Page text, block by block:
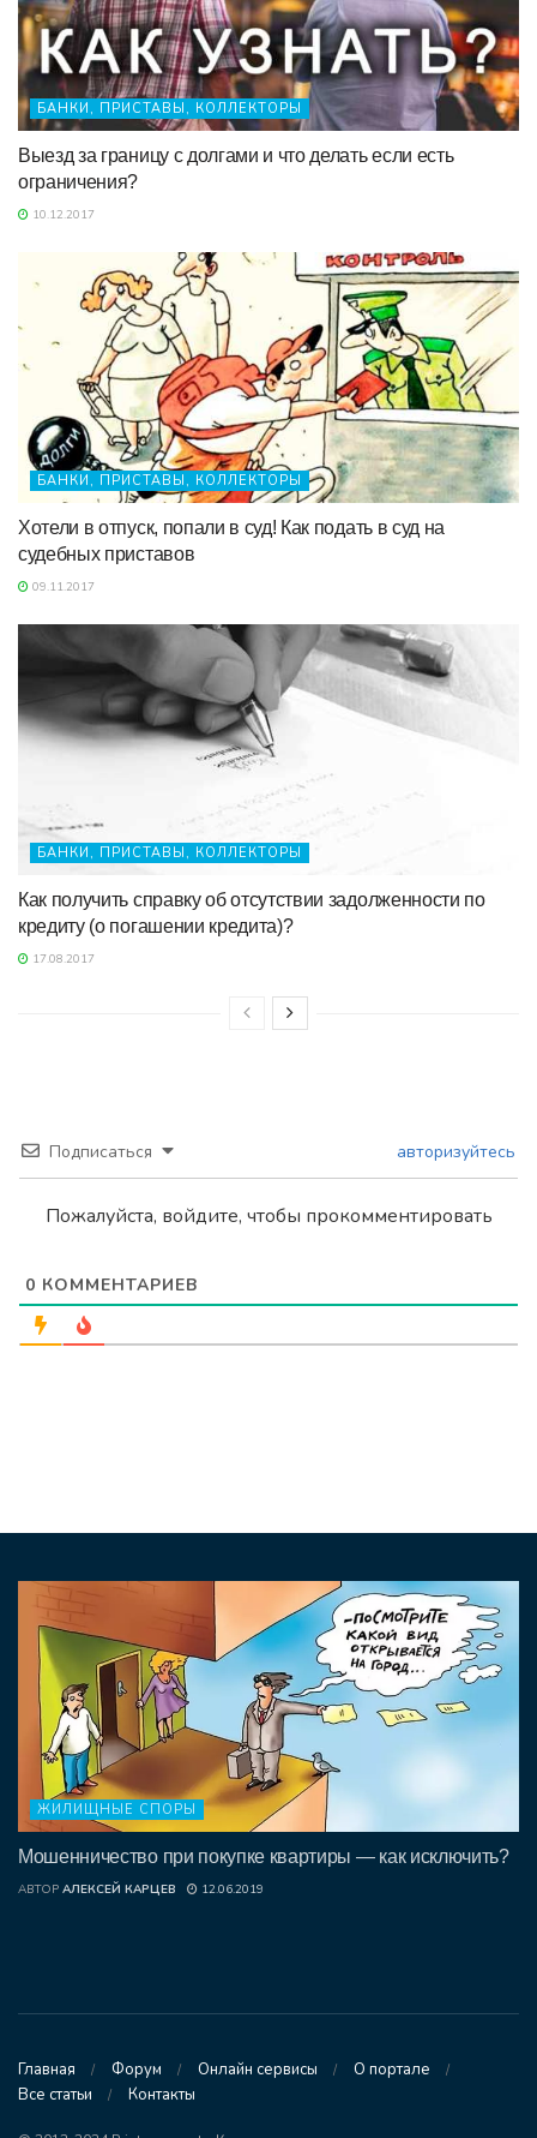
БАНКИ, ПРИСТАВЫ, КОЛЛЕКТОРЫ
Выезд за границу с долгами и что делать если есть
ограничения?
10.12.2017
БАНКИ, ПРИСТАВЫ, КОЛЛЕКТОРЫ
Хотели в отпуск, попали в суд! Как подать в суд на
судебных приставов
09.11.2017
БАНКИ, ПРИСТАВЫ, КОЛЛЕКТОРЫ
Как получить справку об отсутствии задолженности по
кредиту (о погашении кредита)?
17.08.2017
Подписаться авторизуйтесь
Пожалуйста, войдите, чтобы прокомментировать
0 КОММЕНТАРИЕВ
ЖИЛИЩНЫЕ СПОРЫ
Мошенничество при покупке квартиры — как исключить?
АВТОР АЛЕКСЕЙ КАРЦЕВ 12.06.2019
Главная Форум Онлайн сервисы
О портале
Все статьи
Контакты